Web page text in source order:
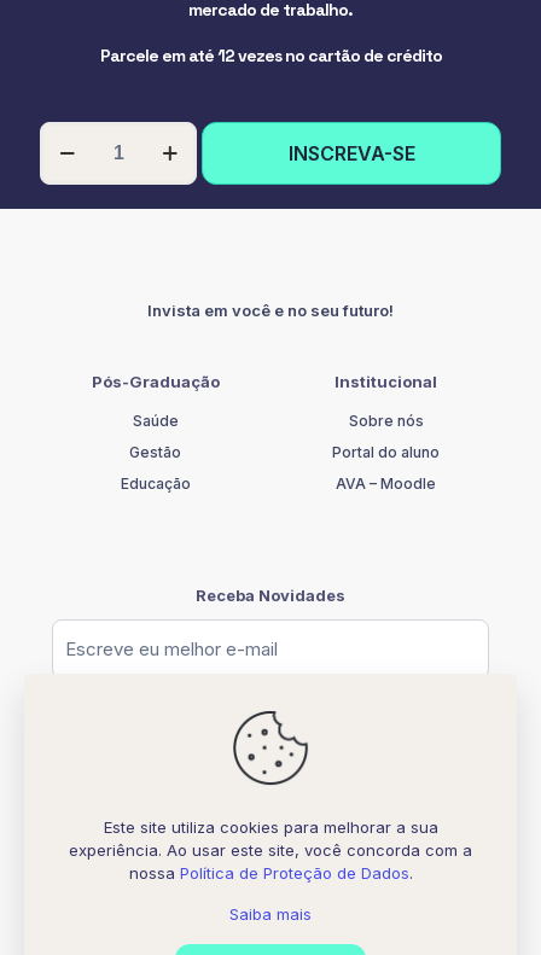
mercado de trabalho.
Parcele em até 12 vezes no cartão de crédito
PÓS-
GRADUAÇÃO
EM
INSCREVA-SE
Invista em você e no seu futuro!
Pós-Graduação
Saúde
Gestão
Educação
Institucional
Sobre nós
Portal do aluno
AVA – Moodle
Receba Novidades
© [2026] UNIFATELOS - CNPJ 37.117.877.0001-77
Todos os direitos Reservados
Desenvolvido por Biquara Digital Creative
Este site utiliza cookies para melhorar a sua
experiência. Ao usar este site, você concorda com a
nossa Política de Proteção de Dados.
Saiba mais